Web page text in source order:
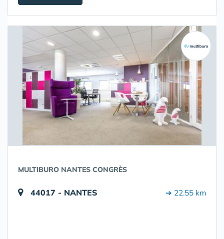
MULTIBURO NANTES CONGRÈS
44017 - NANTES ➔ 22.55 km